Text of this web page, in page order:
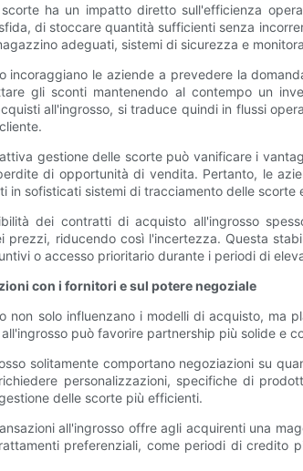
ha un impatto diretto sull'efficienza
di stoccare quantità sufficienti senza
adeguati, sistemi di sicurezza e
incoraggiano le aziende a prevedere la
gli sconti mantenendo al contempo un
all'ingrosso, si traduce quindi in flussi
gestione delle scorte può vanificare i
di opportunità di vendita. Pertanto, le
in sofisticati sistemi di tracciamento delle
dei contratti di acquisto all'ingrosso
prezzi, riducendo così l'incertezza. Questa
o accesso prioritario durante i periodi di
con i fornitori e sul potere negoziale
non solo influenzano i modelli di acquisto,
può favorire partnership più solide e
solitamente comportano negoziazioni su
personalizzazioni, specifiche di
delle scorte più efficienti.
all'ingrosso offre agli acquirenti una
preferenziali, come periodi di credito